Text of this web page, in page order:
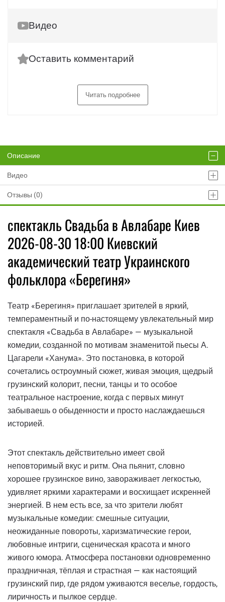
Видео
Оставить комментарий
Читать подробнее
Описание
Видео
Отзывы (0)
спектакль Свадьба в Авлабаре Киев
2026-08-30 18:00 Киевский
академический театр Украинского
фольклора «Берегиня»
Театр «Берегиня» приглашает зрителей в яркий,
темпераментный и по-настоящему увлекательный мир
спектакля «Свадьба в Авлабаре» — музыкальной
комедии, созданной по мотивам знаменитой пьесы А.
Цагарели «Ханума». Это постановка, в которой
сочетались остроумный сюжет, живая эмоция, щедрый
грузинский колорит, песни, танцы и то особое
театральное настроение, когда с первых минут
забываешь о обыденности и просто наслаждаешься
историей.
Этот спектакль действительно имеет свой
неповторимый вкус и ритм. Она пьянит, словно
хорошее грузинское вино, завораживает легкостью,
удивляет яркими характерами и восхищает искренней
энергией. В нем есть все, за что зрители любят
музыкальные комедии: смешные ситуации,
неожиданные повороты, харизматические герои,
любовные интриги, сценическая красота и много
живого юмора. Атмосфера постановки одновременно
праздничная, тёплая и страстная — как настоящий
грузинский пир, где рядом уживаются веселье, гордость,
лиричность и пылкое сердце.